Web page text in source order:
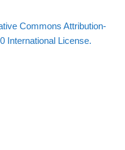
Commons Attribution-
International License.